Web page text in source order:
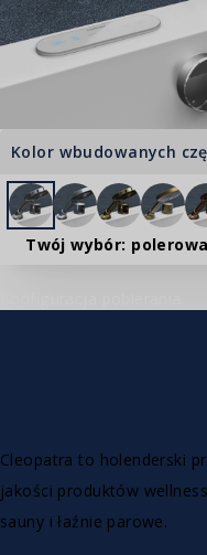
Kolor wbudowanych
Twój wybór:
Cleopatra to holenderski
jakości produktów
sauny i łaźnie parowe.